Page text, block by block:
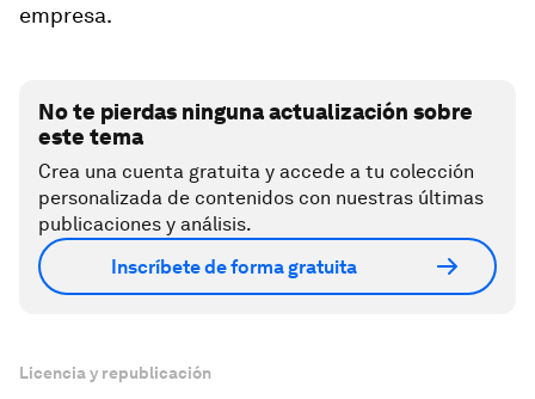
empresa.
No te pierdas ninguna actualización sobre
este tema
Crea una cuenta gratuita y accede a tu colección
personalizada de contenidos con nuestras últimas
publicaciones y análisis.
Inscríbete de forma gratuita
Licencia y republicación